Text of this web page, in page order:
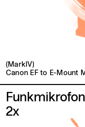
(MarkIV)
Canon EF to E-Mount
2x